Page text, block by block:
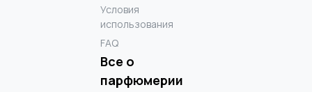
Условия
использования
FAQ
Все о
парфюмерии